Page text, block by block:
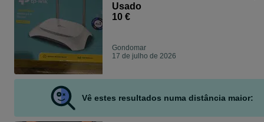
Usado
10 €
Gondomar
17 de julho de 2026
Vê estes resultados numa distância maior: